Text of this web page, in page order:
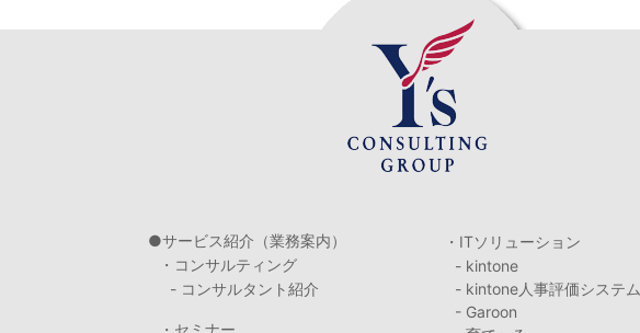
サービス紹介（業務案内）
・コンサルティング
- コンサルタント紹介
・セミナー
・ITソリューション
- kintone
- kintone人事評価システム
- Garoon